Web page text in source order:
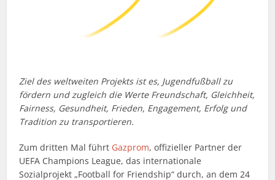
Ziel des weltweiten Projekts ist es, Jugendfußball zu
fördern und zugleich die Werte Freundschaft, Gleichheit,
Fairness, Gesundheit, Frieden, Engagement, Erfolg und
Tradition zu transportieren.
Zum dritten Mal führt Gazprom, offizieller Partner der
UEFA Champions League, das internationale
Sozialprojekt „Football for Friendship“ durch, an dem 24